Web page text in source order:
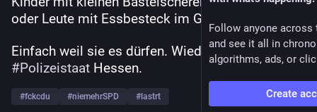
oder Leute mit Essbesteck im Gepäck.
Einfach weil sie es dürfen. Wieder einmal
#Polizeistaat Hessen.
#fckcdu #niemehrSPD # lastrt
Follow anyone across
and see it all in
algorithms, ads, or
Create